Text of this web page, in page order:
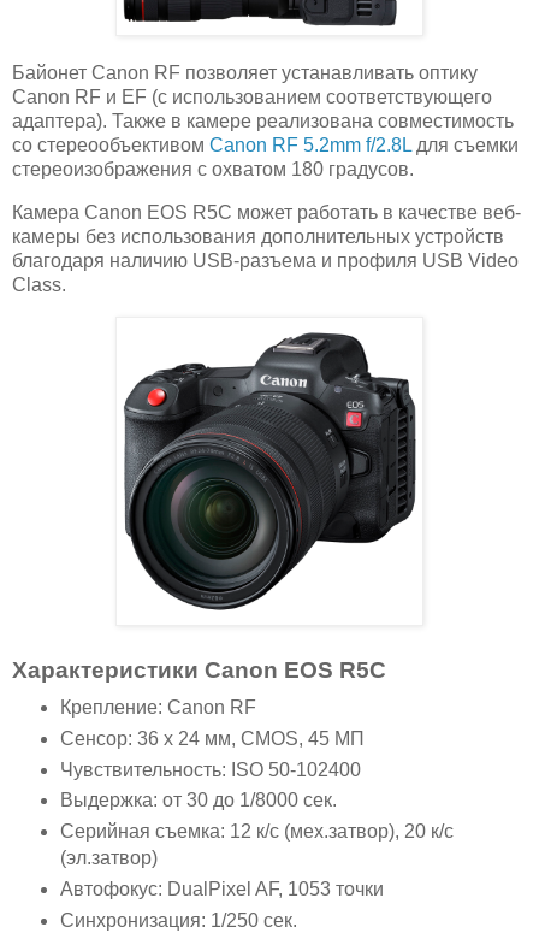
Байонет Canon RF позволяет устанавливать оптику
Canon RF и EF (с использованием соответствующего
адаптера). Также в камере реализована совместимость
со стереообъективом Canon RF 5.2mm f/2.8L для съемки
стереоизображения с охватом 180 градусов.
Камера Canon EOS R5C может работать в качестве веб-
камеры без использования дополнительных устройств
благодаря наличию USB-разъема и профиля USB Video
Class.
Характеристики Canon EOS R5C
Крепление: Canon RF
Сенсор: 36 x 24 мм, CMOS, 45 МП
Чувствительность: ISO 50-102400
Выдержка: от 30 до 1/8000 сек.
Серийная съемка: 12 к/с (мех.затвор), 20 к/с
(эл.затвор)
Автофокус: DualPixel AF, 1053 точки
Синхронизация: 1/250 сек.